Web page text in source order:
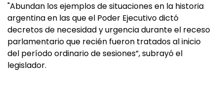
"Abundan los ejemplos de situaciones en la historia
argentina en las que el Poder Ejecutivo dictó
decretos de necesidad y urgencia durante el receso
parlamentario que recién fueron tratados al inicio
del período ordinario de sesiones”, subrayó el
legislador.